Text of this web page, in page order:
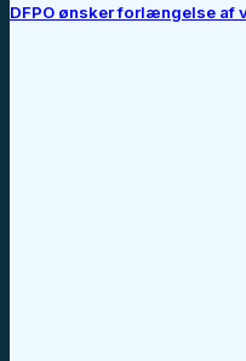
DFPO ønsker forlængelse af